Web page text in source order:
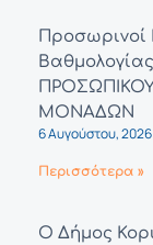
Προσωρινοί
ΜΟΝΑΔΩΝ
6 Αυγούστου, 2026
Περισσότερα »
Ο Δήμος